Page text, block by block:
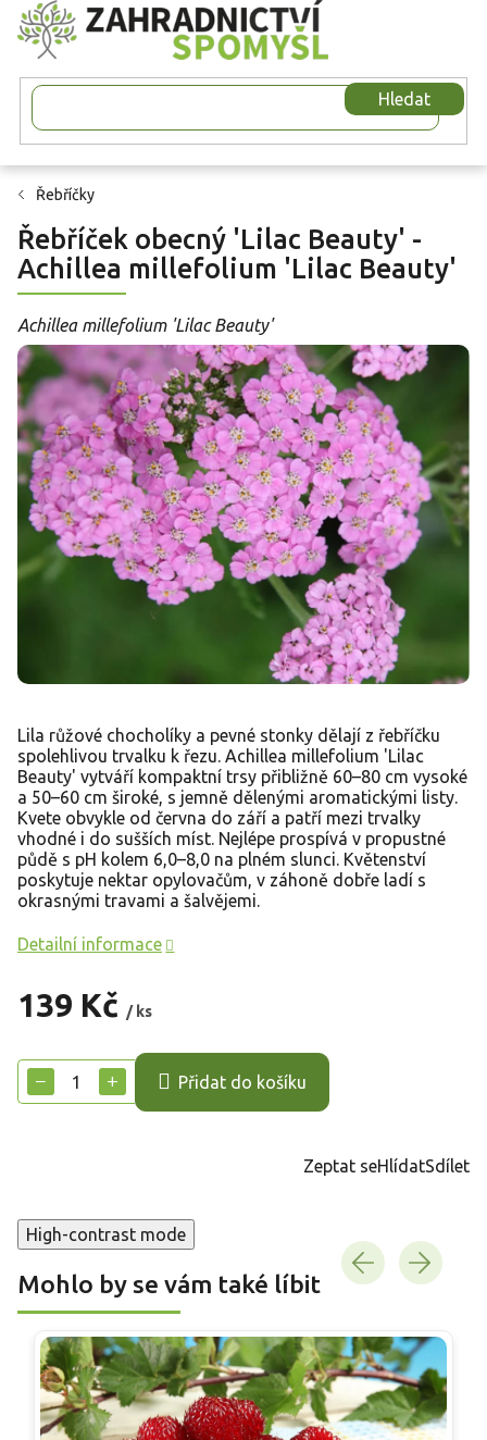
Přejít
na
obsah
Hledat
Řebříčky
Řebříček obecný 'Lilac Beauty' -
Achillea millefolium 'Lilac Beauty'
Achillea millefolium 'Lilac Beauty'
139 Kč / ks
cena:
+
− Přidat do košíku
Lila růžové chocholíky a pevné stonky dělají z řebříčku
spolehlivou trvalku k řezu. Achillea millefolium 'Lilac
Beauty' vytváří kompaktní trsy přibližně 60–80 cm vysoké
a 50–60 cm široké, s jemně dělenými aromatickými listy.
Kvete obvykle od června do září a patří mezi trvalky
vhodné i do sušších míst. Nejlépe prospívá v propustné
půdě s pH kolem 6,0–8,0 na plném slunci. Květenství
poskytuje nektar opylovačům, v záhoně dobře ladí s
okrasnými travami a šalvějemi.
Detailní informace
Zeptat seHlídatSdílet
High-contrast mode
Mohlo by se vám také líbit